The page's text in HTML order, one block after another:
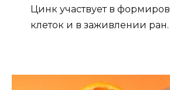
Цинк участвует в
клеток и в заживлении ран.